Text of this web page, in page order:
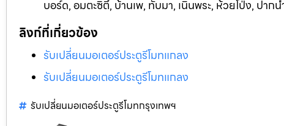
บอร์ด, อมตะซิตี้, บ้านเพ, ทบมา, เนินพระ, ห้วยโป่ง, ปาก
ลิงก์ที่เกี่ยวข้อง
รับเปลี่ยนมอเตอร์ประตูรีโมทแกลง
รับเปลี่ยนมอเตอร์ประตูรีโมทแกลง
รับเปลี่ยนมอเตอร์ประตูรีโมทกรุงเทพฯ